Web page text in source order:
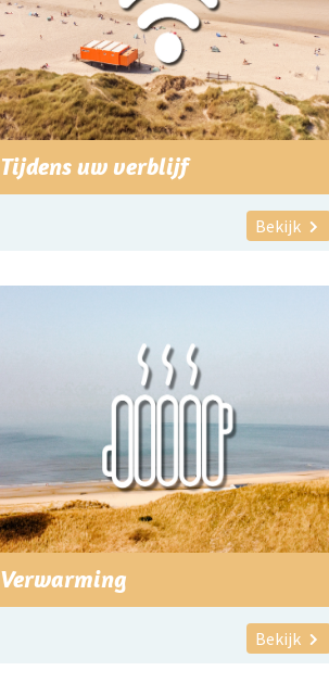
Tijdens uw verblijf
Bekijk
Verwarming
Bekijk